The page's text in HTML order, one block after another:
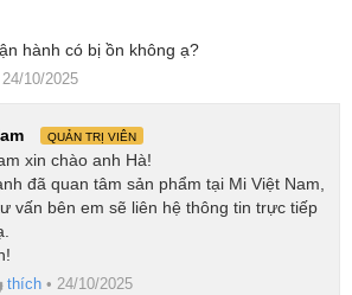
hợp giúp loại bỏ vi khuẩn và virus
bỏ formaldehyde với lớp than
cấp
bền bỉ, vận hành êm ái
tế và thuận tiện trong từng chi tiết
minh, quản lý dễ dàng trong
hành có bị ồn không ạ?
24/10/2025
QUẢN TRỊ VIÊN
xin chào anh Hà!
đã quan tâm sản phẩm tại Mi Việt Nam,
vấn bên em sẽ liên hệ thông tin trực tiếp
thích • 24/10/2025